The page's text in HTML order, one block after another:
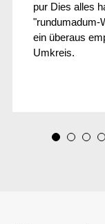
pur Dies alles
"rundumadum-
ein überaus
Umkreis.